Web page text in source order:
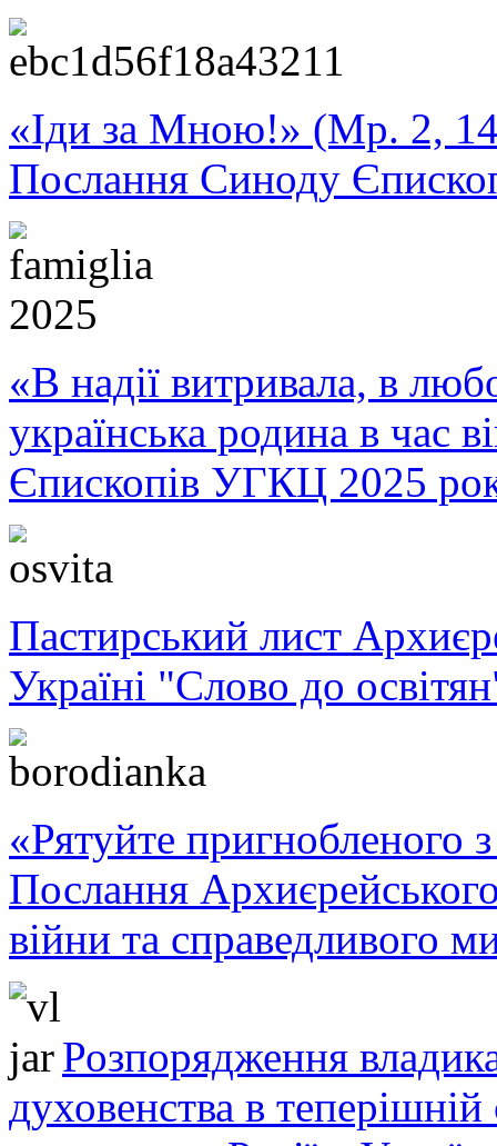
«Іди за Мною!» (Мр. 2,
Послання Синоду
«В надії витривала, в
українська родина в час
Єпископів УГКЦ 2025
Пастирський лист
Україні "Слово до
«Рятуйте пригнобленого
Послання
війни та справедливого
Розпорядження
духовенства в теперішній